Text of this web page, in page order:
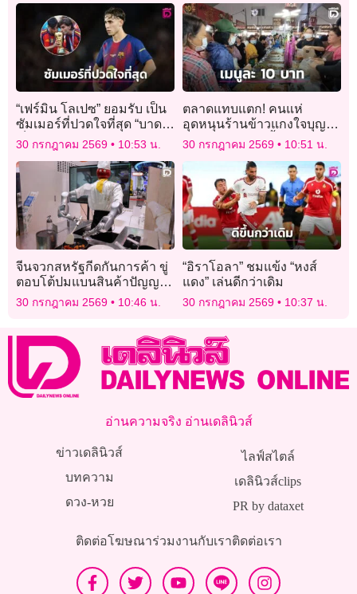
“เฟร์มิน โลเปซ” ยอมรับ เป็น
ซัมเมอร์ที่ปวดใจที่สุด “บาด
เจ็บ-อดไปบอลโลก” จนไม่
กล้าดูสเปนแข่ง
30 กรกฎาคม 2569 10:53 น.
ตลาดแทบแตก! คนแห่
อุดหนุนร้านข้าวแกงใจบุญ
เมนูละ 10 บาท ซื้อได้แบบไม่
30 กรกฎาคม 2569 10:51 น.
จีนจวกสหรัฐกีดกันการค้า ขู่
ตอบโต้ปมแบนสินค้าปัญญา
ประดิษฐ์
30 กรกฎาคม 2569 10:46 น.
“อิราโอลา” ชมแข้ง “หงส์
แดง” เล่นดีกว่าเดิม
30 กรกฎาคม 2569 10:37 น.
อ่านความจริง อ่านเดลินิวส์
ข่าวเดลินิวส์
บทความ
ดวง-หวย
ไลฟ์สไตล์
เดลินิวส์clips
PR by dataxet
ติดต่อโฆษณาร่วมงานกับเราติดต่อเรา